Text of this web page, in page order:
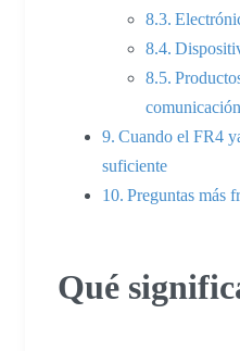
comunicación
Cuando el FR4
suficiente
Preguntas más
Qué